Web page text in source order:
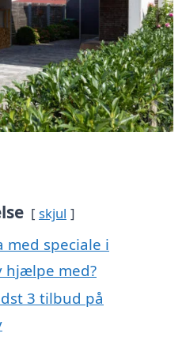
skjul
med speciale i
hjælpe med?
3 tilbud på